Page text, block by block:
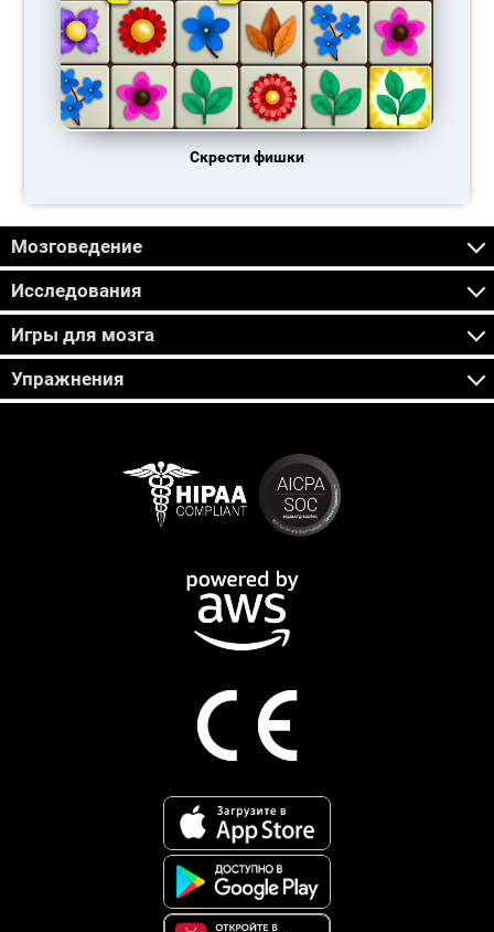
Скрести фишки
Мозговедение
Исследования
Игры для мозга
Упражнения